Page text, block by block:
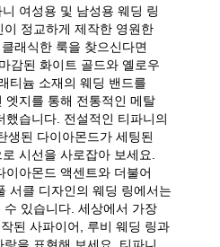
여성용 및 남성용 웨딩 링
정교하게 제작한 영원한
래식한 룩을 찾으신다면
감된 화이트 골드와 옐로우
티늄 소재의 웨딩 밴드를
엣지를 통해 전통적인 메탈
습니다. 전설적인 티파니의
생된 다이아몬드가 세팅된
시선을 사로잡아 보세요.
이아몬드 액센트와 더불어
서클 디자인의 웨딩 링에서는
있습니다. 세상에서 가장
된 사파이어, 루비 웨딩 링과